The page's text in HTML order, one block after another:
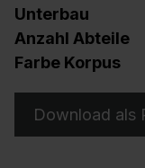
Unterbau
Anzahl Abteile
Farbe Korpus
Download als